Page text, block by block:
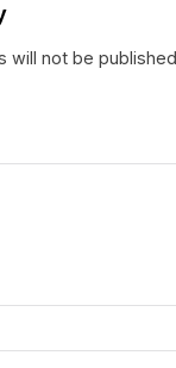
will not be